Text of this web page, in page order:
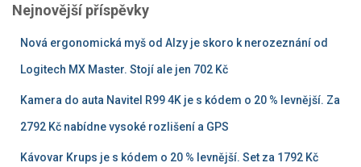
Nejnovější příspěvky
Nová ergonomická myš od Alzy je skoro k nerozeznání od
Logitech MX Master. Stojí ale jen 702 Kč
Kamera do auta Navitel R99 4K je s kódem o 20 % levnější. Za
2792 Kč nabídne vysoké rozlišení a GPS
Kávovar Krups je s kódem o 20 % levnější. Set za 1792 Kč